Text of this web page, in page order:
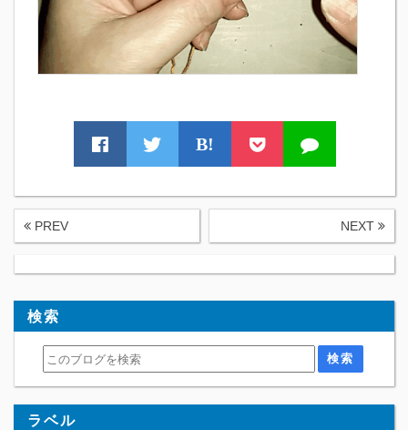
B!
PREV NEXT
検索
ラベル